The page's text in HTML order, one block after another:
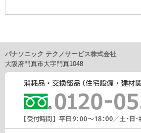
AHWZ,SUS89AHWZ2, QGS89AHWZ2,
HWZ3, QGS89AHWZ3, VJS89AHWZ3
パナソニック テクノサービス株式会社
大阪府門真市大字門真1048